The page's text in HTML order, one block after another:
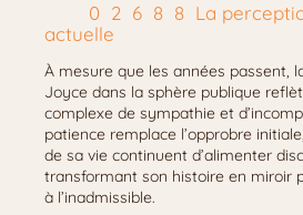
La
actuelle
À mesure que les années passent,
Joyce dans la sphère publique
complexe de sympathie et
patience remplace l’opprobre
de sa vie continuent d’alimenter
transformant son histoire en miroir
à l’inadmissible.